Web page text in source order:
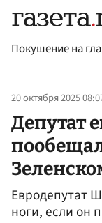
Покушение на
20 октября 2025
Депутат
Евродепутат
ноги, если он